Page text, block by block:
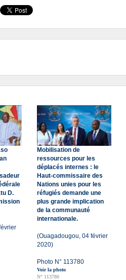
D.
Mobilisation de
ressources pour les
déplacés internes : le
Haut-commissaire des
Nations unies pour les
réfugiés demande une
plus grande implication
de la communauté
internationale.
(Ouagadougou, 04 février
2020)
Photo N° 113780
Voir la photo
N° 113780